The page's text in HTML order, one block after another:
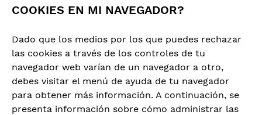
COOKIES EN MI NAVEGADOR?
Dado que los medios por los que puedes rechazar
las cookies a través de los controles de tu
navegador web varían de un navegador a otro,
debes visitar el menú de ayuda de tu navegador
para obtener más información. A continuación, se
presenta información sobre cómo administrar las